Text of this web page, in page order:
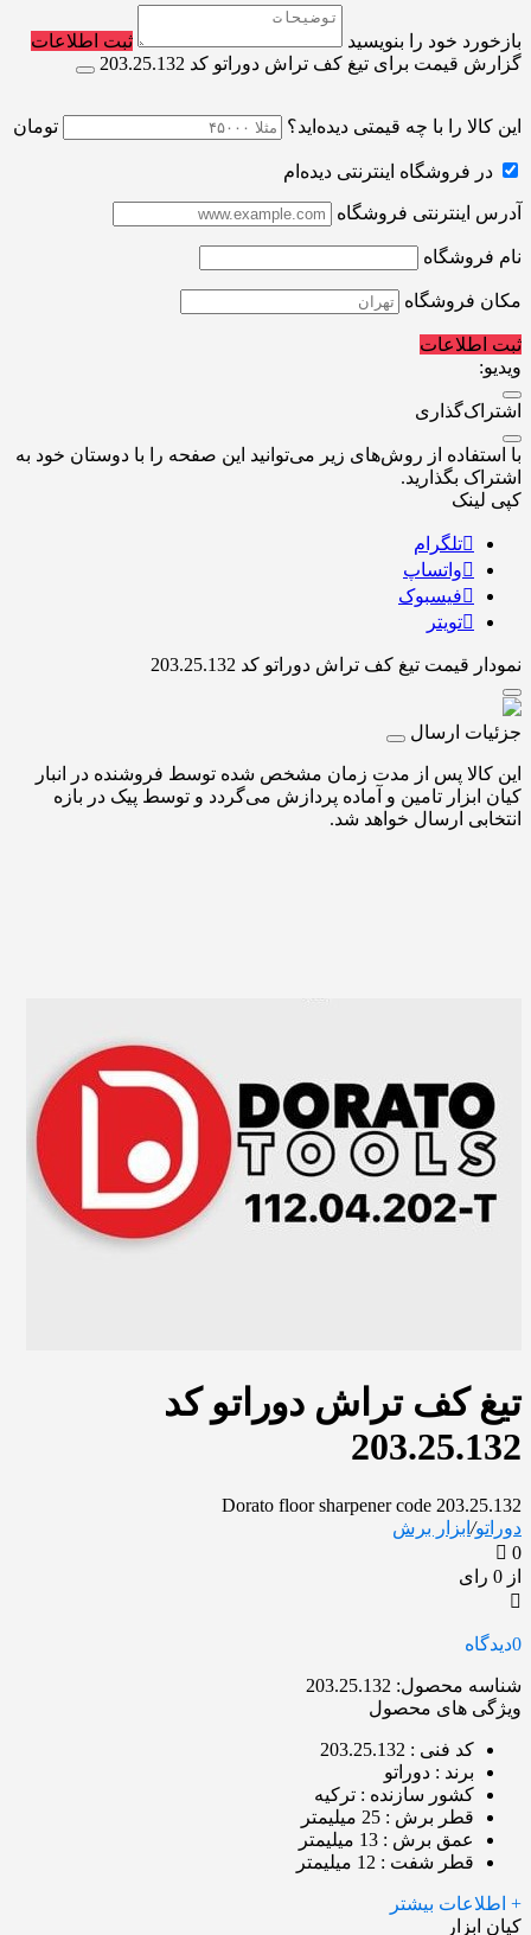
بازخورد خود را بنویسید
ثبت اطلاعات
گزارش قیمت برای تیغ کف تراش دوراتو کد 203.25.132
این کالا را با چه قیمتی دیده‌اید؟ تومان
در فروشگاه اینترنتی دیده‌ام
آدرس اینترنتی فروشگاه
نام فروشگاه
مکان فروشگاه
ثبت اطلاعات
ویدیو:
اشتراک‌گذاری
با استفاده از روش‌های زیر می‌توانید این صفحه را با دوستان خود به
اشتراک بگذارید.
کپی لینک
تلگرام
واتساپ
فیسبوک
تویتر
نمودار قیمت تیغ کف تراش دوراتو کد 203.25.132
جزئیات ارسال
این کالا پس از مدت زمان مشخص شده توسط فروشنده در انبار
کیان ابزار تامین و آماده پردازش می‌گردد و توسط پیک در بازه
انتخابی ارسال خواهد شد.
تیغ کف تراش دوراتو کد
203.25.132
Dorato floor sharpener code 203.25.132
دوراتو/ ابزار برش
0
از 0 رای
0دیدگاه
شناسه محصول: 203.25.132
ویژگی های محصول
کد فنی : 203.25.132
برند : دوراتو
کشور سازنده : ترکیه
قطر برش : 25 میلیمتر
عمق برش : 13 میلیمتر
قطر شفت : 12 میلیمتر
+ اطلاعات بیشتر
کیان ابزار